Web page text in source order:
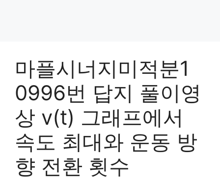
마플시너지미적분1
0996번 답지 풀이영
상 v(t) 그래프에서
속도 최대와 운동 방
향 전환 횟수